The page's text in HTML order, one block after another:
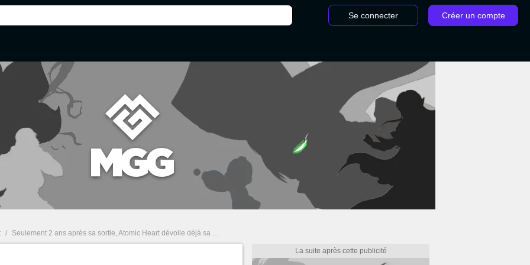
Se connecter Créer un compte
/ Seulement 2 ans après sa sortie, Atomic Heart dévoile déjà sa suite mais aussi une autre surprise à l'occasion du Summer Game Fest 2025